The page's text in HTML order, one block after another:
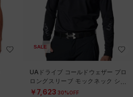
SALE
UAドライブ コールドウェザー プロ
ロングスリーブ モックネック シャ
ツ（ゴルフ/MEN）
￥7,623 30%OFF